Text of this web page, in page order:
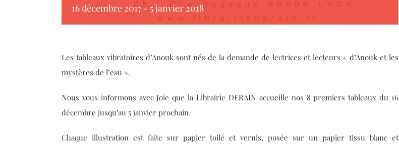
16 décembre 2017- 5 janvier 2018
Les tableaux vibratoires d’Anouk sont nés de la demande de lectrices et lecteurs « d’Anouk et les
mystères de l’eau ».
Nous vous informons avec Joie que la Librairie DERAIN accueille nos 8 premiers tableaux du 16
décembre jusqu’au 5 janvier prochain.
Chaque illustration est faite sur papier toilé et vernis, posée sur un papier tissu blanc et